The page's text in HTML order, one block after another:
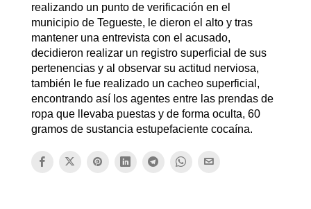
realizando un punto de verificación en el
municipio de Tegueste, le dieron el alto y tras
mantener una entrevista con el acusado,
decidieron realizar un registro superficial de sus
pertenencias y al observar su actitud nerviosa,
también le fue realizado un cacheo superficial,
encontrando así los agentes entre las prendas de
ropa que llevaba puestas y de forma oculta, 60
gramos de sustancia estupefaciente cocaína.